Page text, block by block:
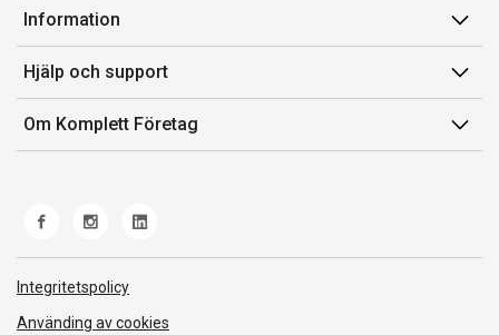
Mina sidor
Orderhistorik
Fakturor & Kvitton
Inköpslistor
Information
Försäljningsvillkor
Villkor för Komplett Företag Plus
Felsökning & guider
Hjälp och support
Kontakta oss
Kundservice
Frakt och leverans
Om Komplett Företag
Integritetspolicy
Använding av cookies